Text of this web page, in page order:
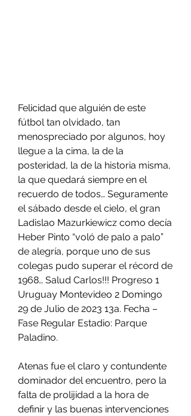
Felicidad que alguién de este
fútbol tan olvidado, tan
menospreciado por algunos, hoy
llegue a la cima, la de la
posteridad, la de la historia misma,
la que quedará siempre en el
recuerdo de todos… Seguramente
el sábado desde el cielo, el gran
Ladislao Mazurkiewicz como decía
Heber Pinto “voló de palo a palo”
de alegría, porque uno de sus
colegas pudo superar el récord de
1968… Salud Carlos!!! Progreso 1
Uruguay Montevideo 2 Domingo
29 de Julio de 2023 13a. Fecha –
Fase Regular Estadio: Parque
Paladino.
Atenas fue el claro y contundente
dominador del encuentro, pero la
falta de prolijidad a la hora de
definir y las buenas intervenciones